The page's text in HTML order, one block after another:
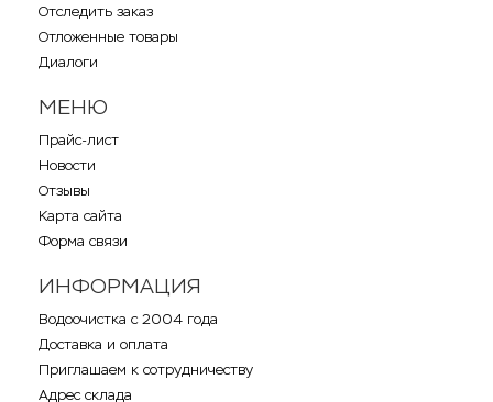
Отследить заказ
Отложенные товары
Диалоги
МЕНЮ
Прайс-лист
Новости
Отзывы
Карта сайта
Форма связи
ИНФОРМАЦИЯ
Водоочистка с 2004 года
Доставка и оплата
Приглашаем к сотрудничеству
Адрес склада